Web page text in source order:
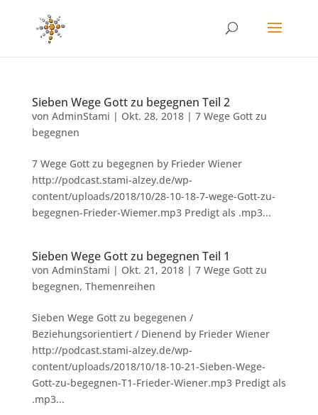
Sieben Wege Gott zu begegnen Teil 2
von AdminStami | Okt. 28, 2018| 7 Wege Gott zu
begegnen
7 Wege Gott zu begegnen by Frieder Wiener
http://podcast.stami-alzey.de/wp-
content/uploads/2018/10/28-10-18-7-wege-Gott-zu-
begegnen-Frieder-Wiemer.mp3 Predigt als .mp3...
Sieben Wege Gott zu begegnen Teil 1
von AdminStami | Okt. 21, 2018| 7 Wege Gott zu
begegnen, Themenreihen
Sieben Wege Gott zu begegenen /
Beziehungsorientiert / Dienend by Frieder Wiener
http://podcast.stami-alzey.de/wp-
content/uploads/2018/10/18-10-21-Sieben-Wege-
Gott-zu-begegnen-T1-Frieder-Wiener.mp3 Predigt als
.mp3...